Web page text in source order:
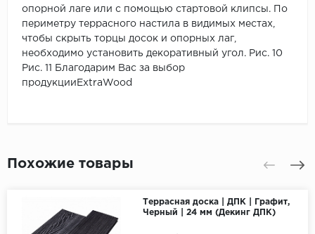
опорной лаге или с помощью стартовой клипсы. По
периметру террасного настила в видимых местах,
чтобы скрыть торцы досок и опорных лаг,
необходимо установить декоративный угол. Рис. 10
Рис. 11 Благодарим Вас за выбор
продукцииExtraWood
Похожие товары
Террасная доска | ДПК | Графит,
Черный | 24 мм (Декинг ДПК)